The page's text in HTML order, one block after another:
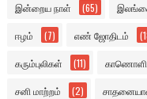
இன்றைய நாள் (65)
ஈழம் (7) எண் ஜோதிடம்
கரும்புலிகள் (11) காணொளி
சனி மாற்றம் (2)